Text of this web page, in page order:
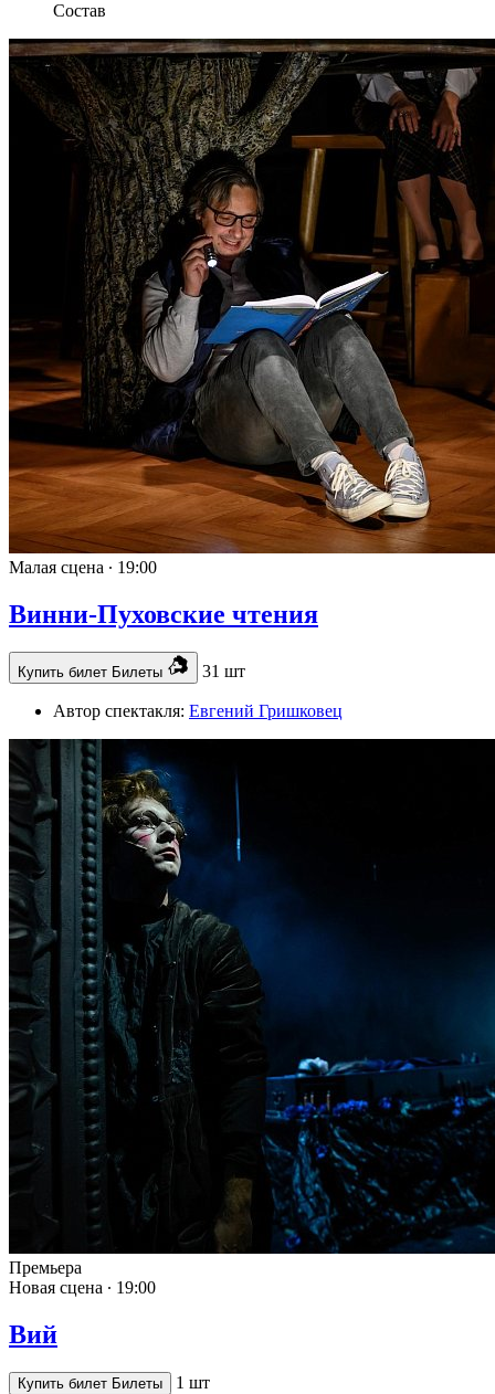
Состав
Малая сцена ∙ 19:00
Винни-Пуховские чтения
Купить билет Билеты 31 шт
Автор спектакля: Евгений Гришковец
Премьера
Новая сцена ∙ 19:00
Вий
Купить билет Билеты 1 шт